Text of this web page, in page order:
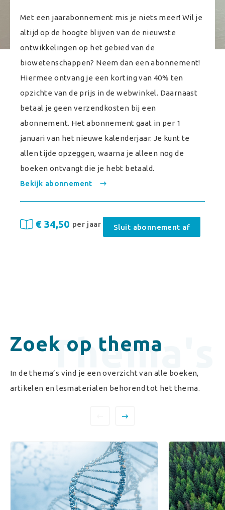
Met een jaarabonnement mis je niets meer! Wil je
altijd op de hoogte blijven van de nieuwste
ontwikkelingen op het gebied van de
biowetenschappen? Neem dan een abonnement!
Hiermee ontvang je een korting van 40% ten
opzichte van de prijs in de webwinkel. Daarnaast
betaal je geen verzendkosten bij een
abonnement. Het abonnement gaat in per 1
januari van het nieuwe kalenderjaar. Je kunt te
allen tijde opzeggen, waarna je alleen nog de
boeken ontvangt die je hebt betaald.
Bekijk abonnement
€ 34,50 per jaar Sluit abonnement af
Thema's
Zoek op thema
In de thema’s vind je een overzicht van alle boeken,
artikelen en lesmaterialen behorend tot het thema.